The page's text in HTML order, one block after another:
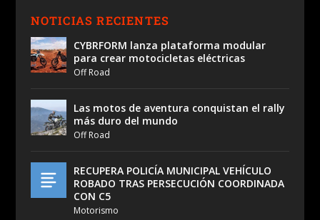
NOTICIAS RECIENTES
CYBRFORM lanza plataforma modular
para crear motocicletas eléctricas
Off Road
Las motos de aventura conquistan el rally
más duro del mundo
Off Road
RECUPERA POLICÍA MUNICIPAL VEHÍCULO
ROBADO TRAS PERSECUCIÓN COORDINADA
CON C5
Motorismo